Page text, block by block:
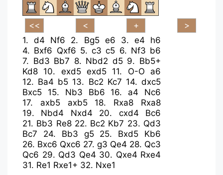
1.d4 Nf6 2. Bg5 e6 3. e4
h6
4. Bxf6 Qxf6 5. c3 c5 6. Nf3 b6
7. Bd3 Bb7 8. Nbd2 d5 9. Bb5+
Kd8 10. exd5 exd5 11. O-O
a6
12. Ba4 b5 13. Bc2 Kc7 14.dxc5
Bxc5
15. Nb3 Bb6 16. a4
Nc6
17. axb5 axb5 18. Rxa8
Rxa8
19. Nbd4 Nxd4 20. cxd4
Bc6
21. Bb3 Re8 22. Bc2 Kb7 23. Qd3
Bc7
24. Bb3 g5 25. Bxd5
Kb6
26. Bxc6 Qxc6 27. g3 Qe4 28. Qc3
Qc6 29. Qd3 Qe4 30. Qxe4 Rxe4
31. Re1 Rxe1+ 32. Nxe1